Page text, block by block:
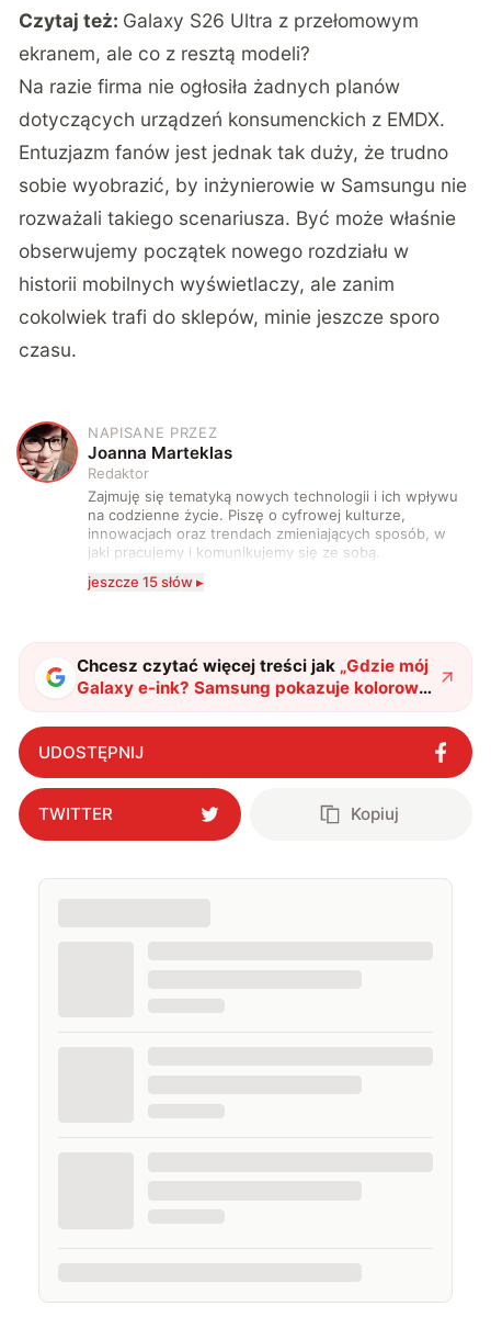
Czytaj też: Galaxy S26 Ultra z przełomowym
ekranem, ale co z resztą modeli?
Na razie firma nie ogłosiła żadnych planów
dotyczących urządzeń konsumenckich z EMDX.
Entuzjazm fanów jest jednak tak duży, że trudno
sobie wyobrazić, by inżynierowie w Samsungu nie
rozważali takiego scenariusza. Być może właśnie
obserwujemy początek nowego rozdziału w
historii mobilnych wyświetlaczy, ale zanim
cokolwiek trafi do sklepów, minie jeszcze sporo
czasu.
J
NAPISANE PRZEZ
Joanna Marteklas
Redaktor
Zajmuję się tematyką nowych technologii i ich wpływu
na codzienne życie. Piszę o cyfrowej kulturze,
innowacjach oraz trendach zmieniających sposób, w
jaki pracujemy i komunikujemy się ze sobą.
technologii a współczesną popkulturą. W wolnych
jeszcze 15 słów ▸
Chcesz czytać więcej treści jak „Gdzie mój
Galaxy e-ink? Samsung pokazuje kolorowy
e-papier, a fani szaleją"?
UDOSTĘPNIJ
TWITTER Kopiuj